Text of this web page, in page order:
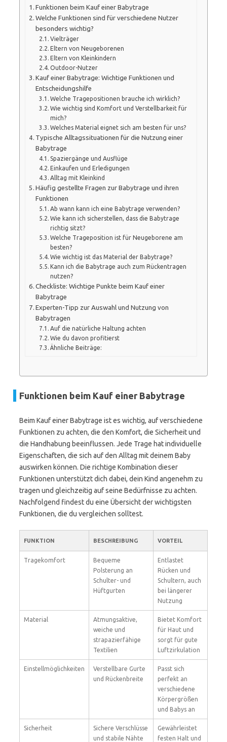
Funktionen beim Kauf einer Babytrage
Welche Funktionen sind für verschiedene Nutzer
besonders wichtig?
Vielträger
Eltern von Neugeborenen
Eltern von Kleinkindern
Outdoor-Nutzer
Kauf einer Babytrage: Wichtige Funktionen und
Entscheidungshilfe
Welche Tragepositionen brauche ich wirklich?
Wie wichtig sind Komfort und Verstellbarkeit für
mich?
Welches Material eignet sich am besten für uns?
Typische Alltagssituationen für die Nutzung einer
Babytrage
Spaziergänge und Ausflüge
Einkaufen und Erledigungen
Alltag mit Kleinkind
Häufig gestellte Fragen zur Babytrage und ihren
Funktionen
Ab wann kann ich eine Babytrage verwenden?
Wie kann ich sicherstellen, dass die Babytrage
richtig sitzt?
Welche Trageposition ist für Neugeborene am
besten?
Wie wichtig ist das Material der Babytrage?
Kann ich die Babytrage auch zum Rückentragen
nutzen?
Checkliste: Wichtige Punkte beim Kauf einer
Babytrage
Experten-Tipp zur Auswahl und Nutzung von
Babytragen
Auf die natürliche Haltung achten
Wie du davon profitierst
Ähnliche Beiträge:
Funktionen beim Kauf einer Babytrage
Beim Kauf einer Babytrage ist es wichtig, auf verschiedene
Funktionen zu achten, die den Komfort, die Sicherheit und
die Handhabung beeinflussen. Jede Trage hat individuelle
Eigenschaften, die sich auf den Alltag mit deinem Baby
auswirken können. Die richtige Kombination dieser
Funktionen unterstützt dich dabei, dein Kind angenehm zu
tragen und gleichzeitig auf seine Bedürfnisse zu achten.
Nachfolgend findest du eine Übersicht der wichtigsten
Funktionen, die du vergleichen solltest.
FUNKTION BESCHREIBUNG VORTEIL
Tragekomfort
Bequeme
Polsterung an
Schulter- und
Hüftgurten
Entlastet
Rücken und
Schultern, auch
bei längerer
Nutzung
Material
Atmungsaktive,
weiche und
strapazierfähige
Textilien
Bietet Komfort
für Haut und
sorgt für gute
Luftzirkulation
Einstellmöglichkeiten
Verstellbare Gurte
und Rückenbreite
Passt sich
perfekt an
verschiedene
Körpergrößen
und Babys an
Sicherheit
Sichere Verschlüsse
und stabile Nähte
Gewährleistet
festen Halt und